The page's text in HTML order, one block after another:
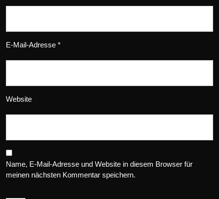
E-Mail-Adresse *
Website
Name, E-Mail-Adresse und Website in diesem Browser für
meinen nächsten Kommentar speichern.